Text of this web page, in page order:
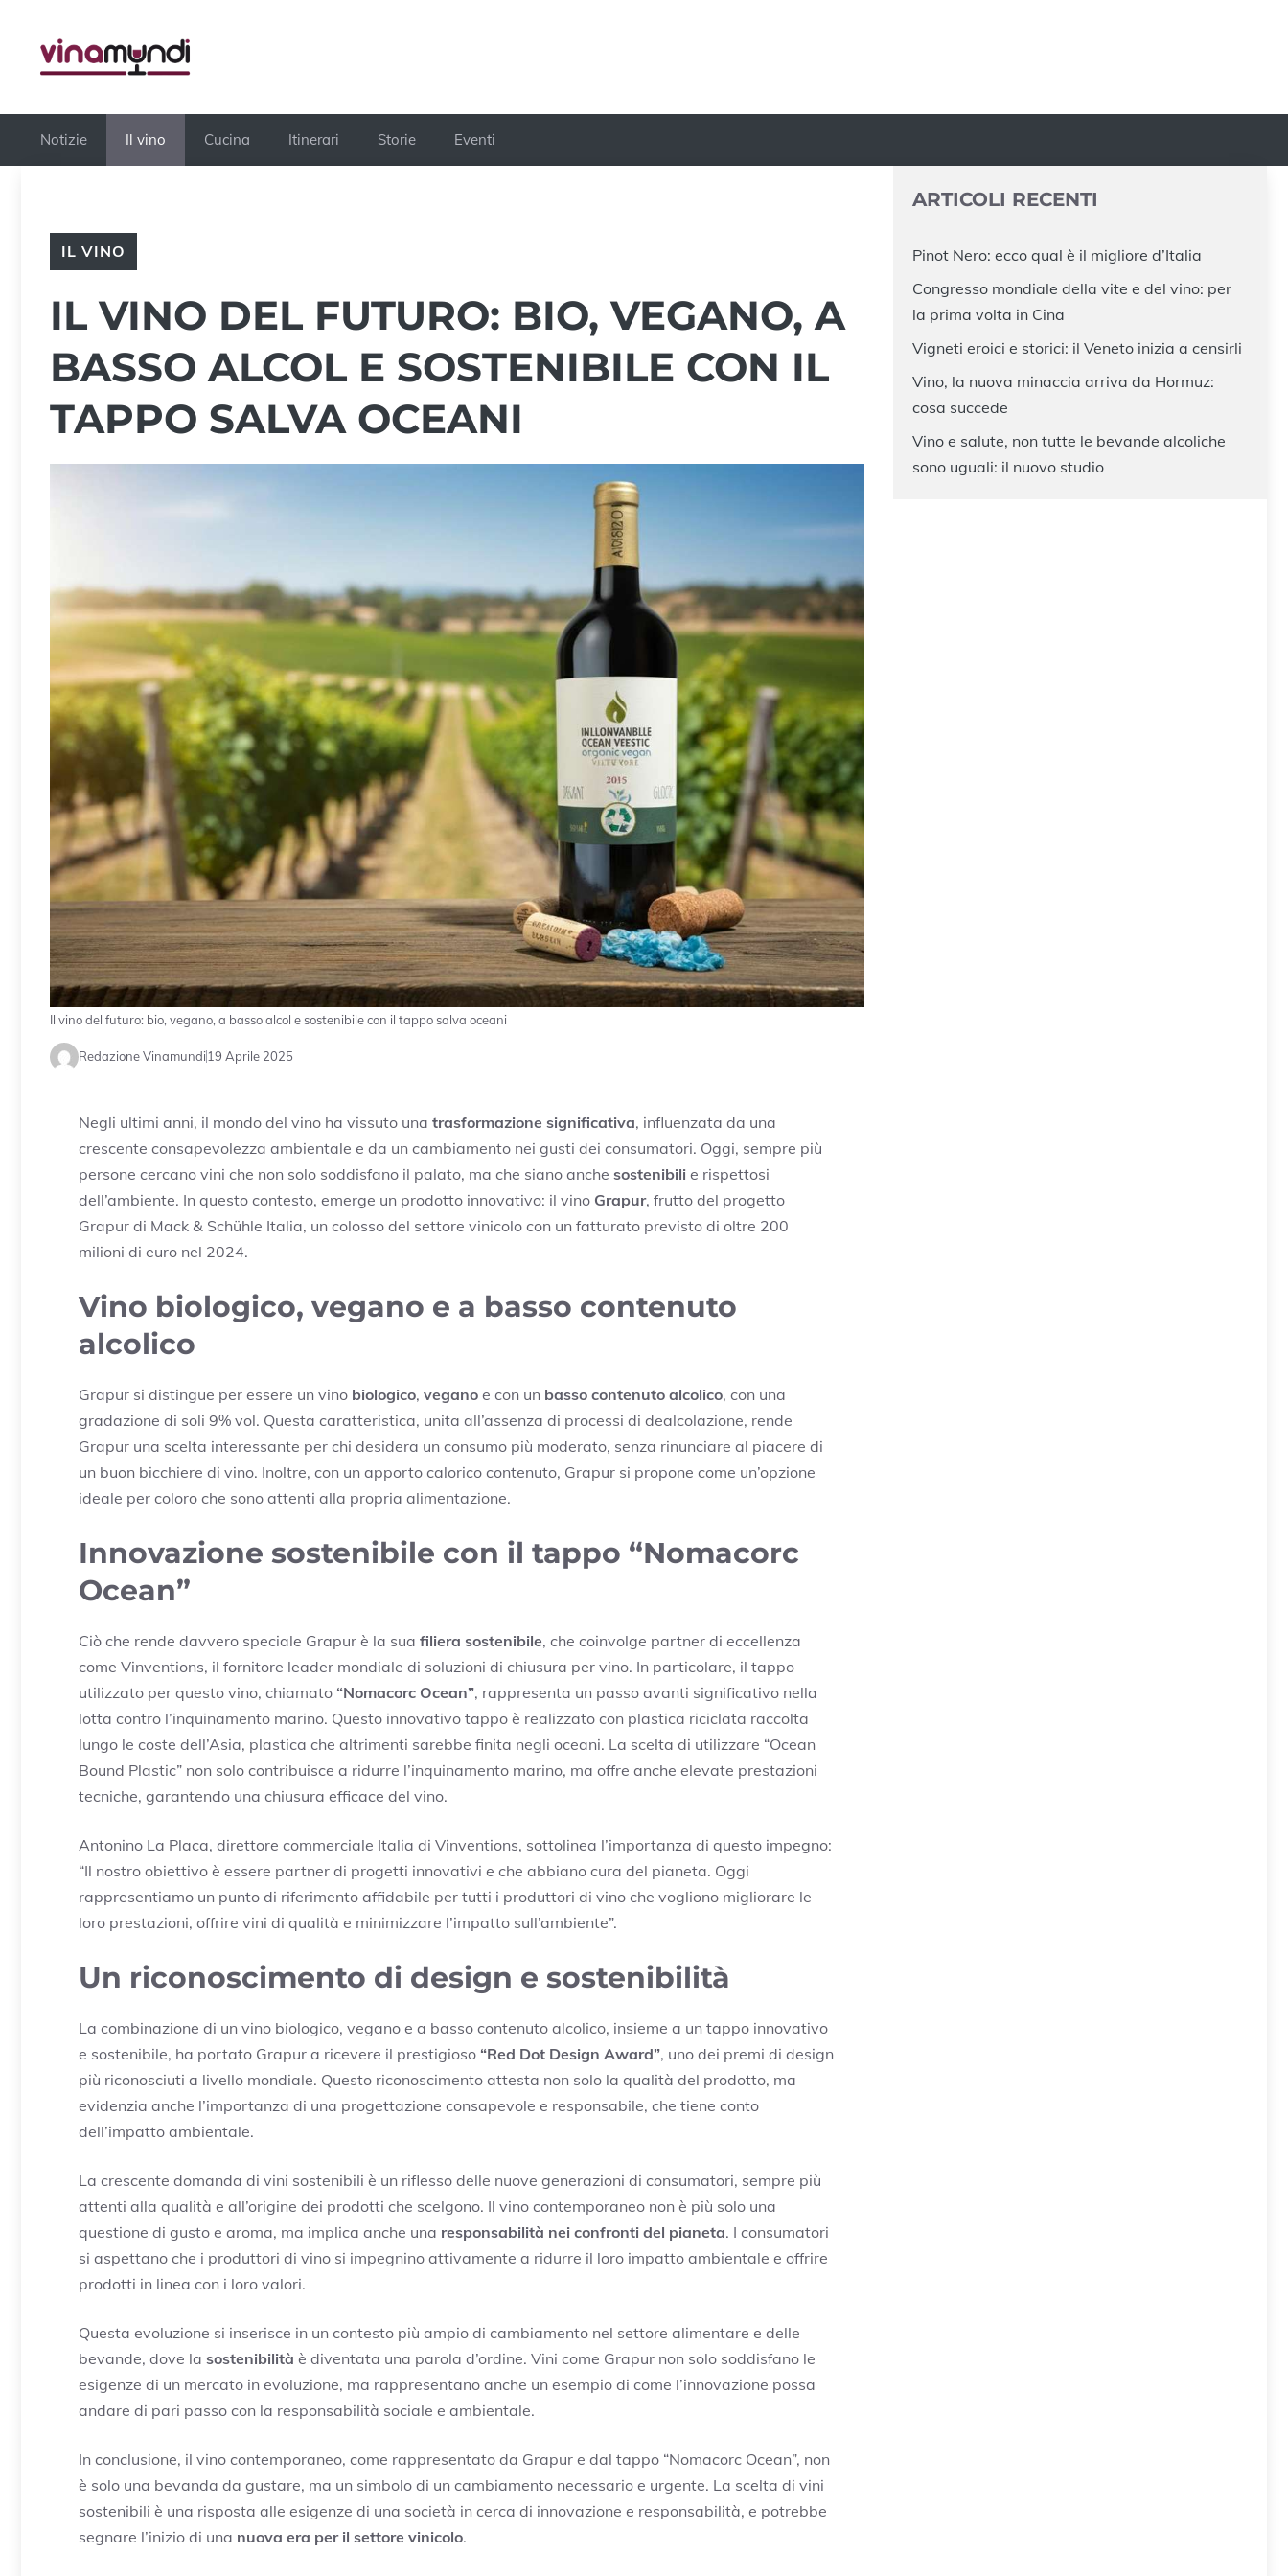
contenuto
Notizie Il vino Cucina Itinerari Storie Eventi
IL VINO
IL VINO DEL FUTURO: BIO, VEGANO, A
BASSO ALCOL E SOSTENIBILE CON IL
TAPPO SALVA OCEANI
Il vino del futuro: bio, vegano, a basso alcol e sostenibile con il tappo salva oceani
Redazione Vinamundi19 Aprile 2025
Negli ultimi anni, il mondo del vino ha vissuto una trasformazione significativa, influenzata da una
crescente consapevolezza ambientale e da un cambiamento nei gusti dei consumatori. Oggi, sempre più
persone cercano vini che non solo soddisfano il palato, ma che siano anche sostenibili e rispettosi
dell’ambiente. In questo contesto, emerge un prodotto innovativo: il vino Grapur, frutto del progetto
Grapur di Mack & Schühle Italia, un colosso del settore vinicolo con un fatturato previsto di oltre 200
milioni di euro nel 2024.
Vino biologico, vegano e a basso contenuto
alcolico
Grapur si distingue per essere un vino biologico, vegano e con un basso contenuto alcolico, con una
gradazione di soli 9% vol. Questa caratteristica, unita all’assenza di processi di dealcolazione, rende
Grapur una scelta interessante per chi desidera un consumo più moderato, senza rinunciare al piacere di
un buon bicchiere di vino. Inoltre, con un apporto calorico contenuto, Grapur si propone come un’opzione
ideale per coloro che sono attenti alla propria alimentazione.
Innovazione sostenibile con il tappo “Nomacorc
Ocean”
Ciò che rende davvero speciale Grapur è la sua filiera sostenibile, che coinvolge partner di eccellenza
come Vinventions, il fornitore leader mondiale di soluzioni di chiusura per vino. In particolare, il tappo
utilizzato per questo vino, chiamato “Nomacorc Ocean”, rappresenta un passo avanti significativo nella
lotta contro l’inquinamento marino. Questo innovativo tappo è realizzato con plastica riciclata raccolta
lungo le coste dell’Asia, plastica che altrimenti sarebbe finita negli oceani. La scelta di utilizzare “Ocean
Bound Plastic” non solo contribuisce a ridurre l’inquinamento marino, ma offre anche elevate prestazioni
tecniche, garantendo una chiusura efficace del vino.
Antonino La Placa, direttore commerciale Italia di Vinventions, sottolinea l’importanza di questo impegno:
“Il nostro obiettivo è essere partner di progetti innovativi e che abbiano cura del pianeta. Oggi
rappresentiamo un punto di riferimento affidabile per tutti i produttori di vino che vogliono migliorare le
loro prestazioni, offrire vini di qualità e minimizzare l’impatto sull’ambiente”.
Un riconoscimento di design e sostenibilità
La combinazione di un vino biologico, vegano e a basso contenuto alcolico, insieme a un tappo innovativo
e sostenibile, ha portato Grapur a ricevere il prestigioso “Red Dot Design Award”, uno dei premi di design
più riconosciuti a livello mondiale. Questo riconoscimento attesta non solo la qualità del prodotto, ma
evidenzia anche l’importanza di una progettazione consapevole e responsabile, che tiene conto
dell’impatto ambientale.
La crescente domanda di vini sostenibili è un riflesso delle nuove generazioni di consumatori, sempre più
attenti alla qualità e all’origine dei prodotti che scelgono. Il vino contemporaneo non è più solo una
questione di gusto e aroma, ma implica anche una responsabilità nei confronti del pianeta. I consumatori
si aspettano che i produttori di vino si impegnino attivamente a ridurre il loro impatto ambientale e offrire
prodotti in linea con i loro valori.
Questa evoluzione si inserisce in un contesto più ampio di cambiamento nel settore alimentare e delle
bevande, dove la sostenibilità è diventata una parola d’ordine. Vini come Grapur non solo soddisfano le
esigenze di un mercato in evoluzione, ma rappresentano anche un esempio di come l’innovazione possa
andare di pari passo con la responsabilità sociale e ambientale.
In conclusione, il vino contemporaneo, come rappresentato da Grapur e dal tappo “Nomacorc Ocean”, non
è solo una bevanda da gustare, ma un simbolo di un cambiamento necessario e urgente. La scelta di vini
sostenibili è una risposta alle esigenze di una società in cerca di innovazione e responsabilità, e potrebbe
segnare l’inizio di una nuova era per il settore vinicolo.
ARTICOLI RECENTI
Pinot Nero: ecco qual è il migliore d’Italia
Congresso mondiale della vite e del vino: per
la prima volta in Cina
Vigneti eroici e storici: il Veneto inizia a censirli
Vino, la nuova minaccia arriva da Hormuz:
cosa succede
Vino e salute, non tutte le bevande alcoliche
sono uguali: il nuovo studio